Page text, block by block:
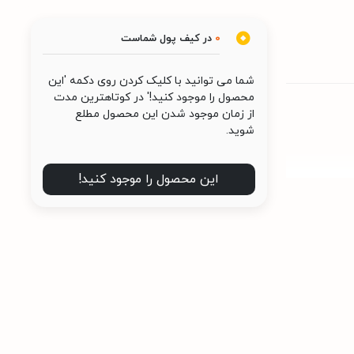
0 در کیف پول شماست
شما می توانید با کلیک کردن روی دکمه 'این
محصول را موجود کنید!' در کوتاهترین مدت
از زمان موجود شدن این محصول مطلع
شوید.
این محصول را موجود کنید!